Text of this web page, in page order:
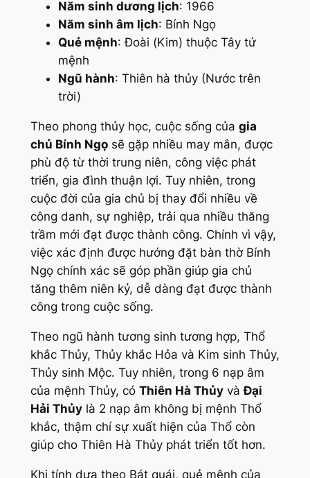
Năm sinh dương lịch: 1966
Năm sinh âm lịch: Bính Ngọ
Quẻ mệnh: Đoài (Kim) thuộc Tây tứ
mệnh
Ngũ hành: Thiên hà thủy (Nước trên
trời)
Theo phong thủy học, cuộc sống của gia
chủ Bính Ngọsẽ gặp nhiều may mắn, được
phù độ từ thời trung niên, công việc phát
triển, gia đình thuận lợi. Tuy nhiên, trong
cuộc đời của gia chủ bị thay đổi nhiều về
công danh, sự nghiệp, trải qua nhiều thăng
trầm mới đạt được thành công. Chính vì vậy,
việc xác định được hướng đặt bàn thờ Bính
Ngọ chính xác sẽ góp phần giúp gia chủ
tăng thêm niên kỷ, dễ dàng đạt được thành
công trong cuộc sống.
Theo ngũ hành tương sinh tương hợp, Thổ
khắc Thủy, Thủy khắc Hỏa và Kim sinh Thủy,
Thủy sinh Mộc. Tuy nhiên, trong 6 nạp âm
của mệnh Thủy, có Thiên Hà ThủyvàĐại
Hải Thủylà 2 nạp âm không bị mệnh Thổ
khắc, thậm chí sự xuất hiện của Thổ còn
giúp cho Thiên Hà Thủy phát triển tốt hơn.
Khi tính dựa theo Bát quái, quẻ mệnh của